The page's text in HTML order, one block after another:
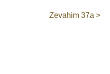
Zevahim 37a >